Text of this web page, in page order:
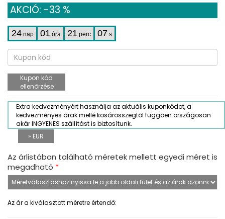
AKCIÓ: -33 %
24 nap 01 óra 21 perc 07 s
Kupon kód
ellenőrzése
Extra kedvezményért használja az aktuális kuponkódot, a
kedvezményes árak mellé kosárösszegtől függően országosan
akár INGYENES szállítást is biztosítunk.
» EUR
Az árlistában található méretek mellett egyedi méret is
megadható *
Az ár a kiválasztott méretre értendő: